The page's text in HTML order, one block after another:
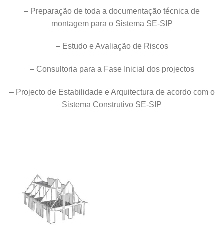
– Preparação de toda a documentação técnica de
montagem para o Sistema SE-SIP
– Estudo e Avaliação de Riscos
– Consultoria para a Fase Inicial dos projectos
– Projecto de Estabilidade e Arquitectura de acordo com o
Sistema Construtivo SE-SIP